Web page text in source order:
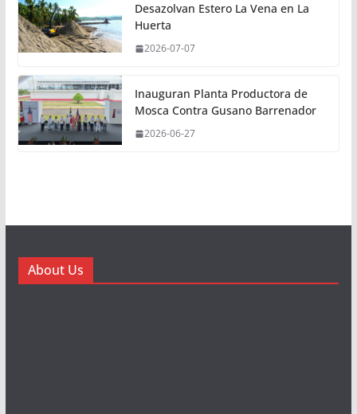
Desazolvan Estero La Vena en La
Huerta
2026-07-07
Inauguran Planta Productora de
Mosca Contra Gusano Barrenador
2026-06-27
About Us